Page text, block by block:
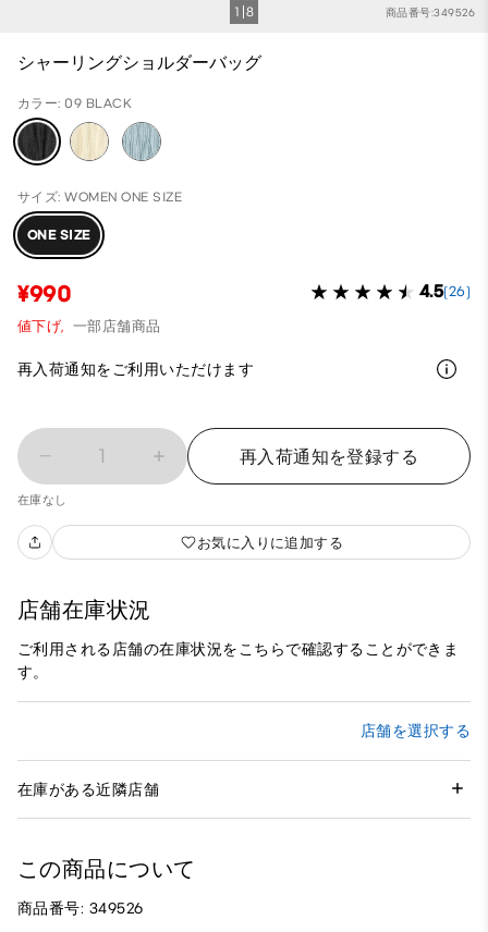
商品番号:349526
1 8
シャーリングショルダーバッグ
カラー: 09 BLACK
サイズ: WOMEN ONE SIZE
ONE SIZE
¥990 4.5(26)
値下げ, 一部店舗商品
再入荷通知をご利用いただけます
1 再入荷通知を登録する
在庫なし
お気に入りに追加する
店舗在庫状況
ご利用される店舗の在庫状況をこちらで確認することができま
す。
店舗を選択する
在庫がある近隣店舗
この商品について
商品番号: 349526